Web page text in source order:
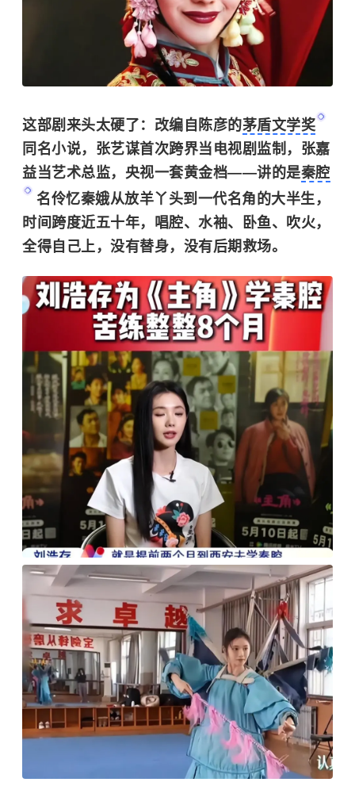
这部剧来头太硬了：改编自陈彦的茅盾文学奖
同名小说，张艺谋首次跨界当电视剧监制，张嘉
益当艺术总监，央视一套黄金档——讲的是秦腔
名伶忆秦娥从放羊丫头到一代名角的大半生，
时间跨度近五十年，唱腔、水袖、卧鱼、吹火，
全得自己上，没有替身，没有后期救场。